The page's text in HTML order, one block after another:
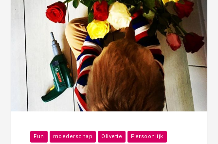
Fun moederschap Olivette Persoonlijk